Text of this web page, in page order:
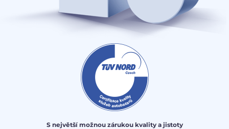
S největší možnou zárukou kvality a jistoty